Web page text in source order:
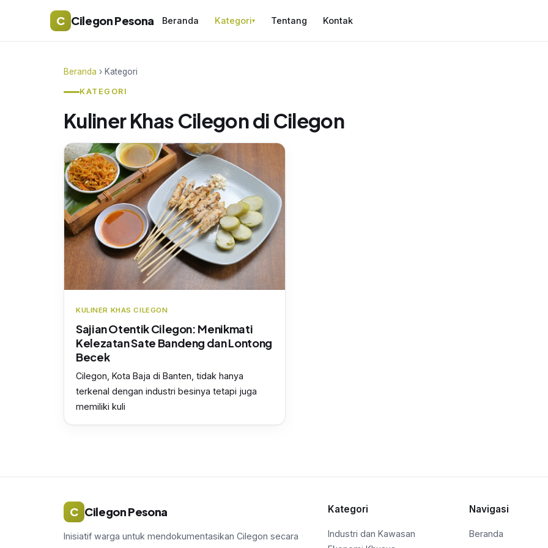
C Cilegon Pesona Beranda Kategori▾ Tentang Kontak
Beranda › Kategori
KATEGORI
Kuliner Khas Cilegon di Cilegon
KULINER KHAS CILEGON
Sajian Otentik Cilegon: Menikmati
Kelezatan Sate Bandeng dan Lontong
Becek
Cilegon, Kota Baja di Banten, tidak hanya
terkenal dengan industri besinya tetapi juga
memiliki kuli
C Cilegon Pesona
Inisiatif warga untuk mendokumentasikan Cilegon secara
Kategori
Industri dan Kawasan
Navigasi
Beranda